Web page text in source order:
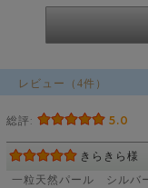
レビュー（4件）
総評: 5.0
きらきら様
一粒天然パール シルバ